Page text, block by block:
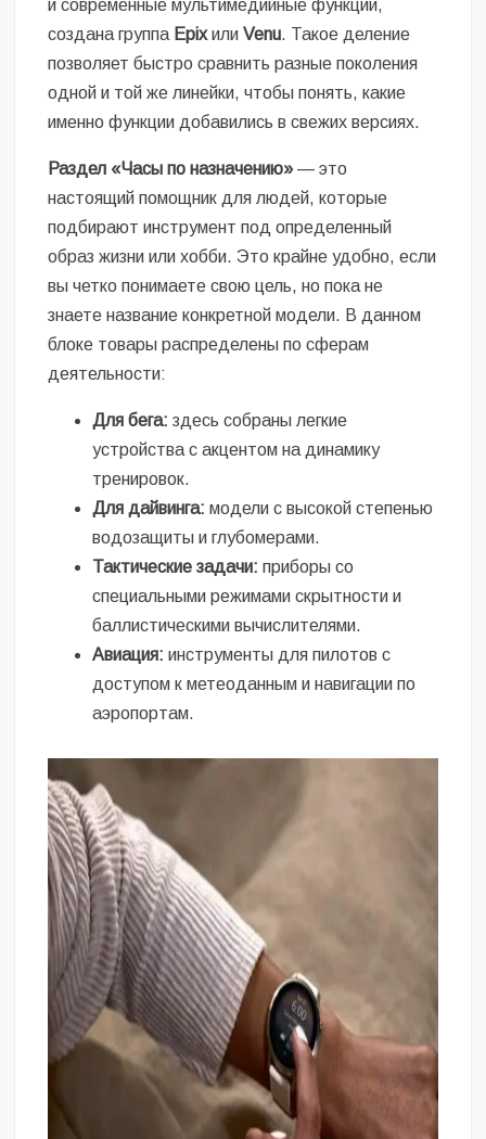
и современные мультимедийные функции,
создана группа EpixилиVenu. Такое деление
позволяет быстро сравнить разные поколения
одной и той же линейки, чтобы понять, какие
именно функции добавились в свежих версиях.
Раздел «Часы по назначению» — это
настоящий помощник для людей, которые
подбирают инструмент под определенный
образ жизни или хобби. Это крайне удобно, если
вы четко понимаете свою цель, но пока не
знаете название конкретной модели. В данном
блоке товары распределены по сферам
деятельности:
Для бега: здесь собраны легкие
устройства с акцентом на динамику
тренировок.
Для дайвинга: модели с высокой степенью
водозащиты и глубомерами.
Тактические задачи: приборы со
специальными режимами скрытности и
баллистическими вычислителями.
Авиация: инструменты для пилотов с
доступом к метеоданным и навигации по
аэропортам.